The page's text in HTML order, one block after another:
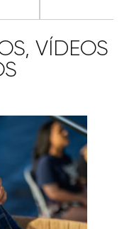
VÍDEOS